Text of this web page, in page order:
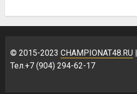
© 2015-2023 CHAMPIONAT48.RU
Тел.+7 (904) 294-62-17